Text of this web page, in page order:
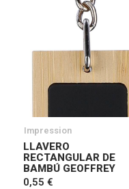
Impression
LLAVERO
RECTANGULAR DE
BAMBÚ GEOFFREY
0,55 €